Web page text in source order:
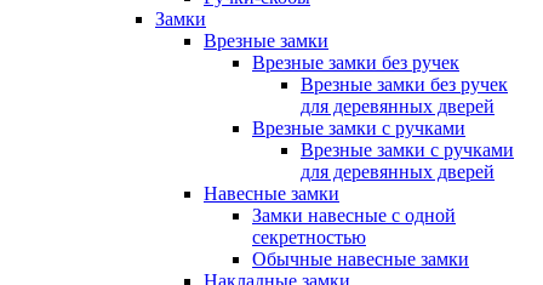
Замки
Врезные замки
Врезные замки без ручек
Врезные замки без ручек
для деревянных дверей
Врезные замки с ручками
Врезные замки с ручками
для деревянных дверей
Навесные замки
Замки навесные с одной
секретностью
Обычные навесные замки